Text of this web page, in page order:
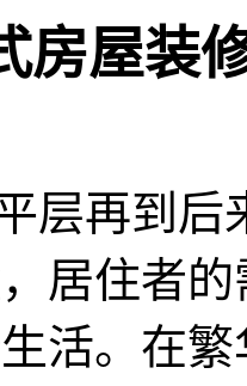
房屋装
再到后
居住者
活。在